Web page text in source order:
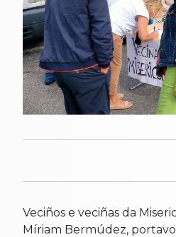
Veciños e veciñas da
Míriam Bermúdez,